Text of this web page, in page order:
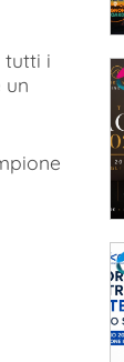
tutti i
un